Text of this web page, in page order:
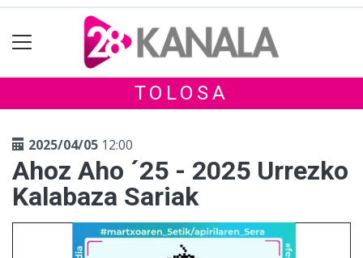
TOLOSA
2025/04/05 12:00
Ahoz Aho ´25 - 2025 Urrezko
Kalabaza Sariak